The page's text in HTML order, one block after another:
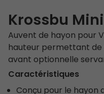
Krossbu Mini
Auvent de hayon pour
hauteur permettant
avant optionnelle
Caractéristiques
Conçu pour le hayon